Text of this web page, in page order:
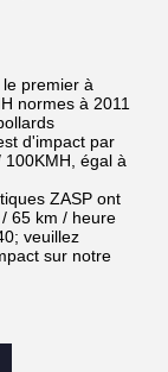
premier à
normes à 2011
d'impact par
égal à
ZASP ont
65 km / heure
veuillez
sur notre